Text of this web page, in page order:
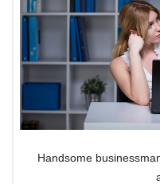
Handsome